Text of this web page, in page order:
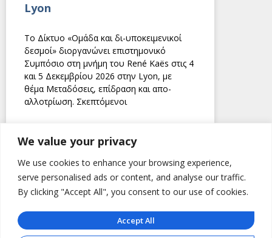
We value your privacy
We use cookies to enhance your browsing experience,
serve personalised ads or content, and analyse our traffic.
By clicking "Accept All", you consent to our use of cookies.
Accept All
Lyon
Το Δίκτυο «Ομάδα και δι-υποκειμενικοί
δεσμοί» διοργανώνει επιστημονικό
Συμπόσιο στη μνήμη του René Kaës στις 4
και 5 Δεκεμβρίου 2026 στην Lyon, με
θέμα Μεταδόσεις, επίδραση και απο-
αλλοτρίωση. Σκεπτόμενοι
14 Ιουνίου 2026